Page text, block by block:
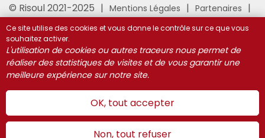
© Risoul 2021-2025 Mentions Légales
Partenaires
Gestion des cookies
Ce site utilise des cookies et vous donne le contrôle sur ce que vous
souhaitez activer.
L'utilisation de cookies ou autres traceurs nous permet de
réaliser des statistiques de visites et de vous garantir une
meilleure expérience sur notre site.
OK, tout accepter
Non, tout refuser